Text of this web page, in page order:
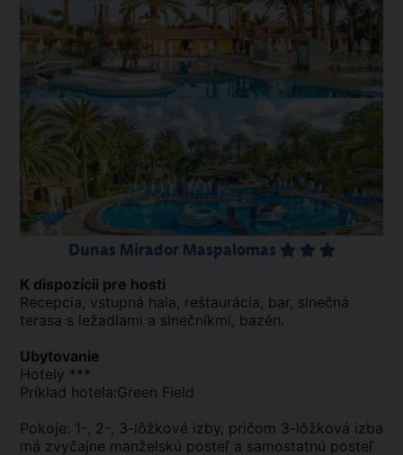
Dunas Mirador Maspalomas
K dispozícii pre hostí
Recepcia, vstupná hala, reštaurácia, bar, slnečná
terasa s ležadlami a slnečníkmi, bazén.
Ubytovanie
Hotely ***
Príklad hotela:Green Field
Pokoje: 1-, 2-, 3-lôžkové izby, pričom 3-lôžková izba
má zvyčajne manželskú posteľ a samostatnú posteľ